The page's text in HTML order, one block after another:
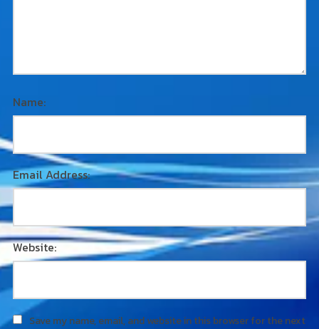
Name:
Email Address:
Website:
Save my name, email, and website in this browser for the next